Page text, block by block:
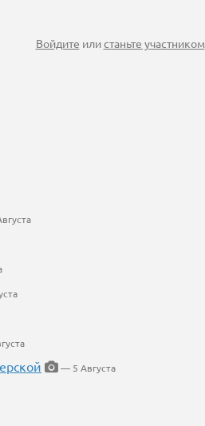
Войдите илистаньте участником
— 5 Августа